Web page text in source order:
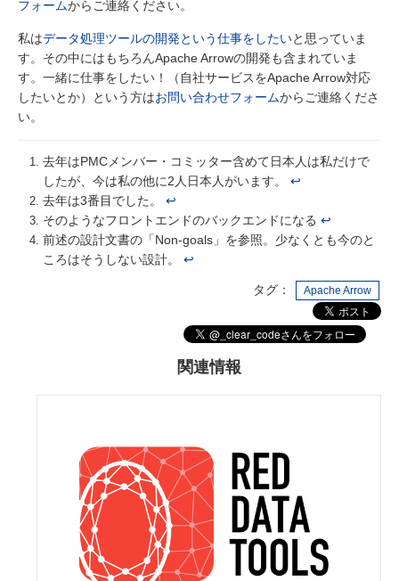
フォームからご連絡ください。
私はデータ処理ツールの開発という仕事をしたいと思っていま
す。その中にはもちろんApache Arrowの開発も含まれていま
す。一緒に仕事をしたい！（自社サービスをApache Arrow対応
したいとか）という方はお問い合わせフォームからご連絡くださ
い。
去年はPMCメンバー・コミッター含めて日本人は私だけで
したが、今は私の他に2人日本人がいます。 ↩
去年は3番目でした。 ↩
そのようなフロントエンドのバックエンドになる ↩
前述の設計文書の「Non-goals」を参照。少なくとも今のと
ころはそうしない設計。 ↩
タグ： Apache Arrow
関連情報